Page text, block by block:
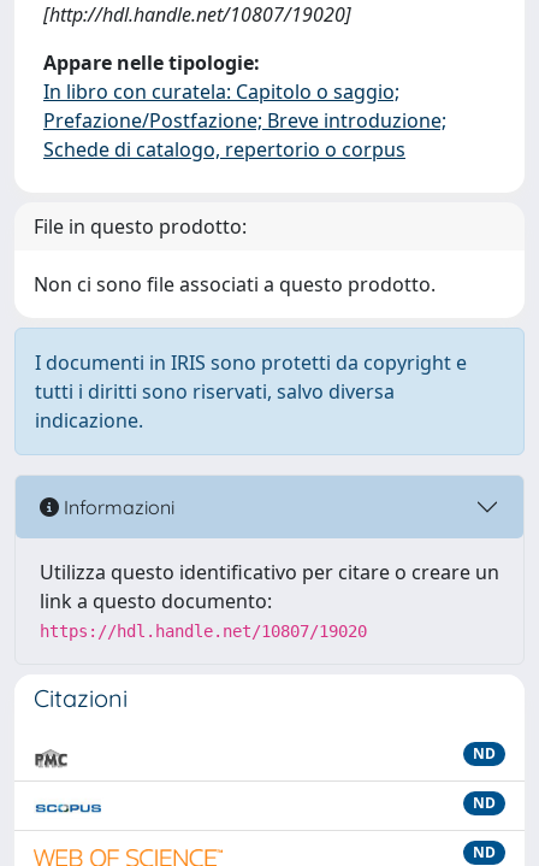
[http://hdl.handle.net/10807/19020]
Appare nelle tipologie:
In libro con curatela: Capitolo o saggio;
Prefazione/Postfazione; Breve introduzione;
Schede di catalogo, repertorio o corpus
File in questo prodotto:
Non ci sono file associati a questo prodotto.
I documenti in IRIS sono protetti da copyright e
tutti i diritti sono riservati, salvo diversa
indicazione.
Informazioni
Utilizza questo identificativo per citare o creare un
link a questo documento:
https://hdl.handle.net/10807/19020
Citazioni
ND
ND
ND